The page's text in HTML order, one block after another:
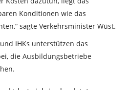
Konditionen wie das
sagte Verkehrsminister Wüst.
IHKs unterstützen das
die Ausbildungsbetriebe